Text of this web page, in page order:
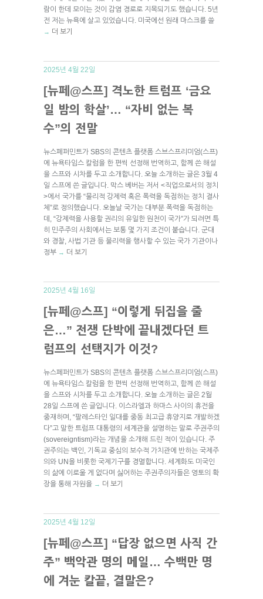
람이 한데 모이는 것이 감염 경로로 지목되기도 했습니다. 5년
전 저는 뉴욕에 살고 있었습니다. 미국에선 원래 마스크를 쓸
→ 더 보기
2025년 4월 22일
[뉴페@스프] 격노한 트럼프 ‘금요
일 밤의 학살’… “자비 없는 복
수”의 전말
뉴스페퍼민트가 SBS의 콘텐츠 플랫폼 스브스프리미엄(스프)
에 뉴욕타임스 칼럼을 한 편씩 선정해 번역하고, 함께 쓴 해설
을 스프와 시차를 두고 소개합니다. 오늘 소개하는 글은 3월 4
일 스프에 쓴 글입니다. 막스 베버는 저서 <직업으로서의 정치
>에서 국가를 “물리적 강제력 혹은 폭력을 독점하는 정치 결사
체”로 정의했습니다. 오늘날 국가는 대부분 폭력을 독점하는
데, “강제력을 사용할 권리의 유일한 원천이 국가”가 되려면 특
히 민주주의 사회에서는 보통 몇 가지 조건이 붙습니다. 군대
와 경찰, 사법 기관 등 물리력을 행사할 수 있는 국가 기관이나
정부 → 더 보기
2025년 4월 16일
[뉴페@스프] “이렇게 뒤집을 줄
은…” 전쟁 단박에 끝내겠다던 트
럼프의 선택지가 이것?
뉴스페퍼민트가 SBS의 콘텐츠 플랫폼 스브스프리미엄(스프)
에 뉴욕타임스 칼럼을 한 편씩 선정해 번역하고, 함께 쓴 해설
을 스프와 시차를 두고 소개합니다. 오늘 소개하는 글은 2월
28일 스프에 쓴 글입니다. 이스라엘과 하마스 사이의 휴전을
중재하며, “팔레스타인 일대를 중동 최고급 휴양지로 개발하겠
다”고 말한 트럼프 대통령의 세계관을 설명하는 말로 주권주의
(sovereigntism)라는 개념을 소개해 드린 적이 있습니다. 주
권주의는 백인, 기독교 중심의 보수적 가치관에 반하는 국제주
의와 UN을 비롯한 국제기구를 경멸합니다. 세계화도 미국인
의 삶에 이로울 게 없다며 싫어하는 주권주의자들은 영토의 확
장을 통해 자원을 → 더 보기
2025년 4월 12일
[뉴페@스프] “답장 없으면 사직 간
주” 백악관 명의 메일… 수백만 명
에 겨눈 칼끝, 결말은?